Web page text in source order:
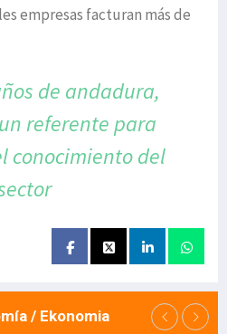
empresas facturan más de
de andadura,
referente para
conocimiento del
/ Ekonomia